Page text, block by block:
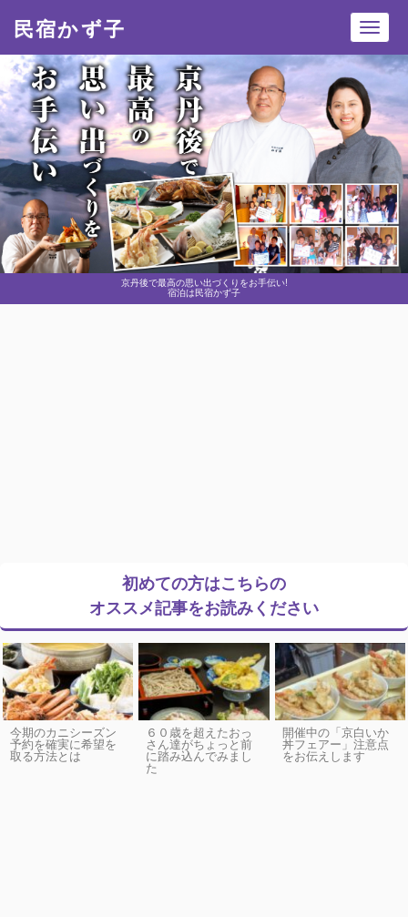
京丹後で最高の思い出づくりをお手伝い!
宿泊は民宿かず子
民宿かず子
初めての方はこちらの
オススメ記事をお読みください
今期のカニシーズン
予約を確実に希望を
取る方法とは
６０歳を超えたおっ
さん達がちょっと前
に踏み込んでみまし
た
開催中の「京白いか
丼フェアー」注意点
をお伝えします